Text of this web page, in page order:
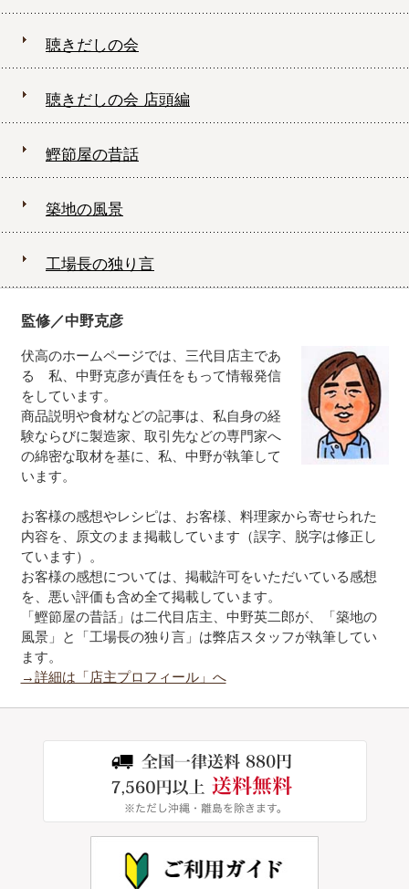
聴きだしの会
聴きだしの会 店頭編
鰹節屋の昔話
築地の風景
工場長の独り言
監修／中野克彦
伏高のホームページでは、三代目店主であ
る 私、中野克彦が責任をもって情報発信
をしています。
商品説明や食材などの記事は、私自身の経
験ならびに製造家、取引先などの専門家へ
の綿密な取材を基に、私、中野が執筆して
います。
お客様の感想やレシピは、お客様、料理家から寄せられた
内容を、原文のまま掲載しています（誤字、脱字は修正し
ています）。
お客様の感想については、掲載許可をいただいている感想
を、悪い評価も含め全て掲載しています。
「鰹節屋の昔話」は二代目店主、中野英二郎が、「築地の
風景」と「工場長の独り言」は弊店スタッフが執筆してい
ます。
→詳細は「店主プロフィール」へ